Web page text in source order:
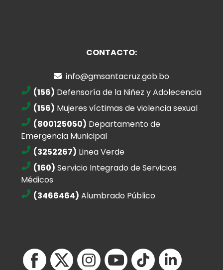
CONTACTO:
info@gmsantacruz.gob.bo
(156) Defensoría de la Niñez y Adolecencia
(156) Mujeres víctimas de violencia sexual
(800125050) Departamento de
Emergencia Municipal
(3252267) Linea Verde
(160) Servicio Integrado de Servicios
Médicos
(3466464) Alumbrado Público